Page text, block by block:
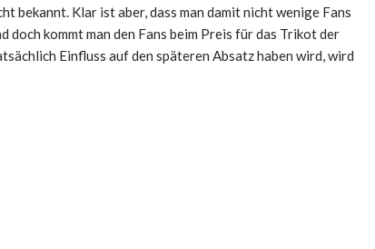
bekannt. Klar ist aber, dass man damit nicht wenige Fans
kommt man den Fans beim Preis für das Trikot der
Einfluss auf den späteren Absatz haben wird, wird